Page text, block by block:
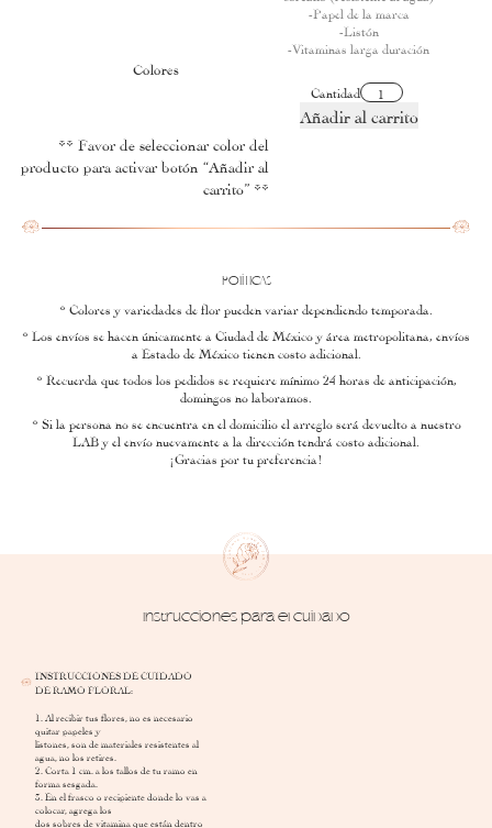
Colores
** Favor de seleccionar color del
producto para activar botón “Añadir al
carrito” **
-Papel de la marca
-Listón
-Vitaminas larga duración
Cantidad
Añadir al carrito
POlÍTICAS
* Colores y variedades de flor pueden variar dependiendo temporada.
* Los envíos se hacen únicamente a Ciudad de México y área metropolitana, envíos
a Estado de México tienen costo adicional.
* Recuerda que todos los pedidos se requiere mínimo 24 horas de anticipación,
domingos no laboramos.
* Si la persona no se encuentra en el domicilio el arreglo será devuelto a nuestro
LAB y el envío nuevamente a la dirección tendrá costo adicional.
¡Gracias por tu preferencia!
Instrucciones para el cuidado
INSTRUCCIONES DE CUIDADO
DE RAMO FLORAL:
1. Al recibir tus flores, no es necesario
quitar papeles y
listones, son de materiales resistentes al
agua, no los retires.
2. Corta 1 cm. a los tallos de tu ramo en
forma sesgada.
3. En el frasco o recipiente donde lo vas a
colocar, agrega los
dos sobres de vitamina que están dentro